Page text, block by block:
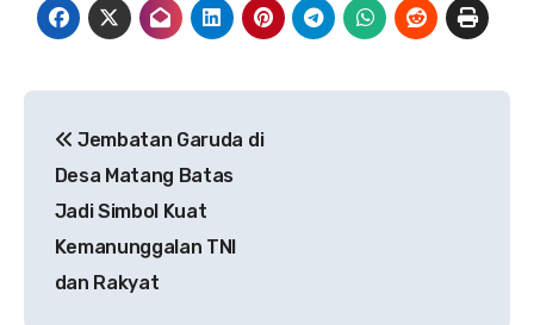
pos
Jembatan Garuda di
Desa Matang Batas
Jadi Simbol Kuat
Kemanunggalan TNI
dan Rakyat